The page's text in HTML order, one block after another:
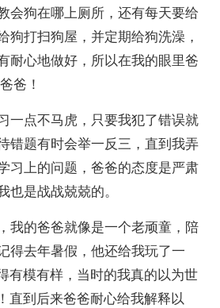
会狗在哪上厕所，还有每天要给
狗打扫狗屋，并定期给狗洗澡，
耐心地做好，所以在我的眼里爸
爸！
点不马虎，只要我犯了错误就
错题有时会举一反三，直到我弄
习上的问题，爸爸的态度是严肃
也是战战兢兢的。
的爸爸就像是一个老顽童，陪
得去年暑假，他还给我玩了一
有模有样，当时的我真的以为世
直到后来爸爸耐心给我解释以